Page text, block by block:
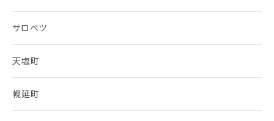
サロベツ
天塩町
幌延町